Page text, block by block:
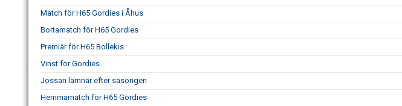
Match för H65 Gordies i Åhus
Bortamatch för H65 Gordies
Premiär för H65 Bollekis
Vinst för Gordies
Jossan lämnar efter säsongen
Hemmamatch för H65 Gordies